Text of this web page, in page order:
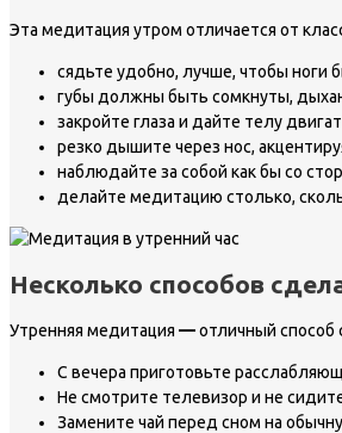
Эта медитация утром отличается от
сядьте удобно, лучше, чтобы ноги
губы должны быть сомкнуты,
закройте глаза и дайте телу
резко дышите через нос,
наблюдайте за собой как бы со
делайте медитацию столько,
Несколько способов
Утренняя медитация —отличный
С вечера приготовьте
Не смотрите телевизор и не
Замените чай перед сном на